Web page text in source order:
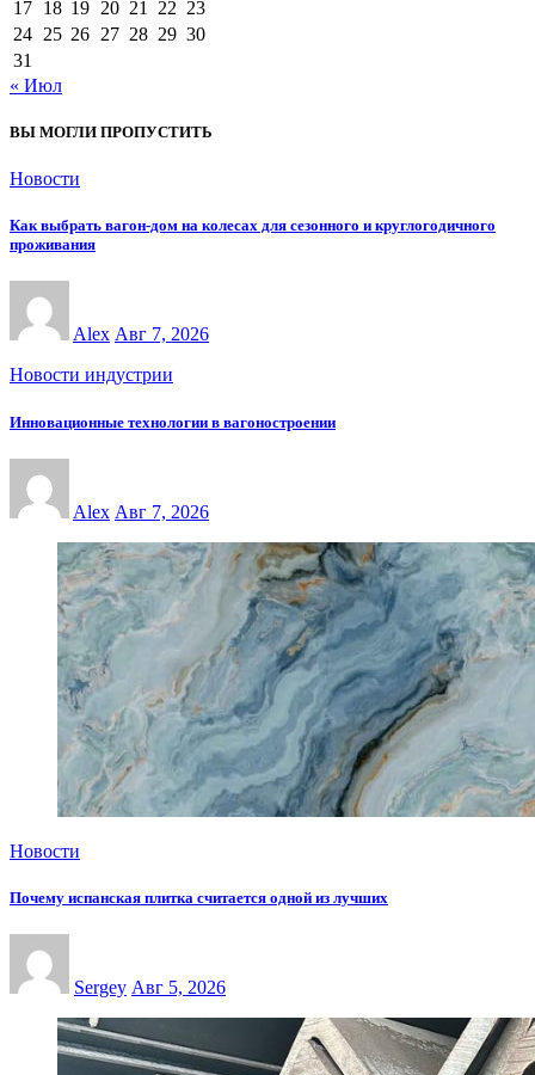
17 18 19 20 21 22 23
24 25 26 27 28 29 30
31
« Июл
ВЫ МОГЛИ ПРОПУСТИТЬ
Новости
Как выбрать вагон-дом на колесах для сезонного и круглогодичного
проживания
Alex Авг 7, 2026
Новости индустрии
Инновационные технологии в вагоностроении
Alex Авг 7, 2026
Новости
Почему испанская плитка считается одной из лучших
Sergey Авг 5, 2026